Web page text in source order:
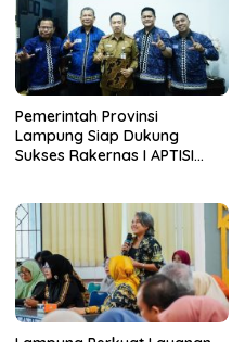
Pemerintah Provinsi
Lampung Siap Dukung
Sukses Rakernas I APTISI